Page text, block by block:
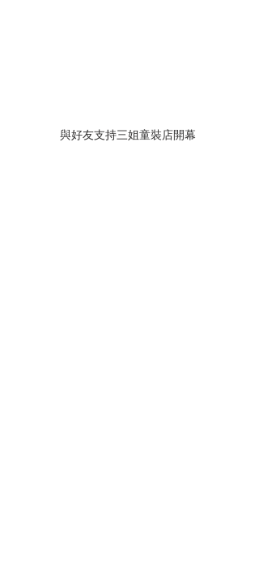
與好友支持三姐童裝店開幕